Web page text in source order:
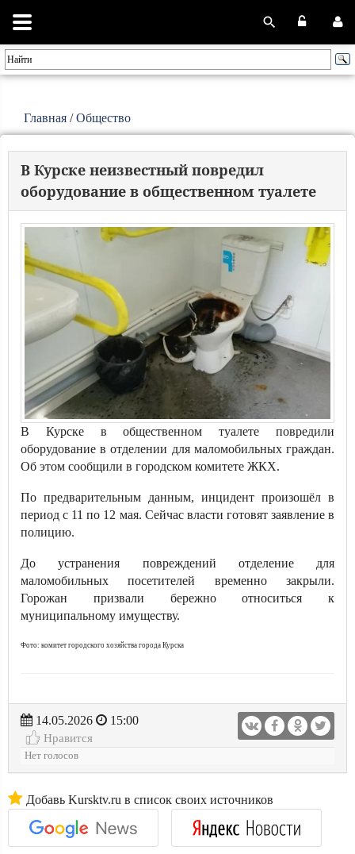
Главная /Общество
В Курске неизвестный повредил
оборудование в общественном туалете
В Курске в общественном туалете повредили
оборудование в отделении для маломобильных граждан.
Об этом сообщили в городском комитете ЖКХ.
По предварительным данным, инцидент произошёл в
период с 11 по 12 мая. Сейчас власти готовят заявление в
полицию.
До устранения повреждений отделение для
маломобильных посетителей временно закрыли.
Горожан призвали бережно относиться к
муниципальному имуществу.
Фото: комитет городского хозяйства города Курска
14.05.2026
15:00
Нравится
Нет голосов
Добавь Kursktv.ru в список своих источников